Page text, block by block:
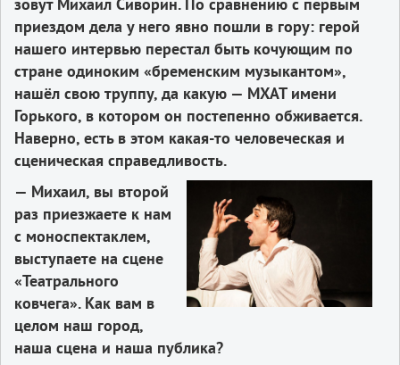
приездом дела у него явно пошли в гору: герой
нашего интервью перестал быть кочующим по
стране одиноким «бременским музыкантом»,
нашёл свою труппу, да какую — МХАТ имени
Горького, в котором он постепенно обживается.
Наверно, есть в этом какая-то человеческая и
сценическая справедливость.
— Михаил, вы второй
раз приезжаете к нам
с моноспектаклем,
выступаете на сцене
«Театрального
ковчега». Как вам в
целом наш город,
наша сцена и наша публика?